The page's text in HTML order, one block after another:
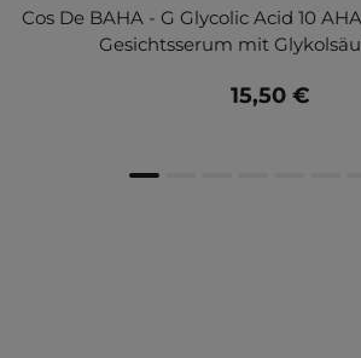
Cos De BAHA - G Glycolic Acid 10
Gesichtsserum mit
15,50 €